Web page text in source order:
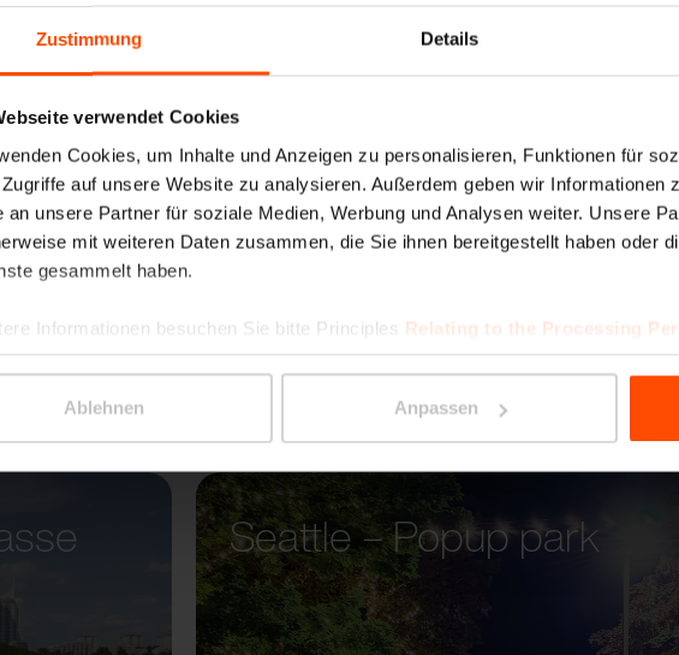
Zustimmung Details
verwendet Cookies
Cookies, um Inhalte und Anzeigen zu personalisieren, Funktionen für
auf unsere Website zu analysieren. Außerdem geben wir Informationen
an unsere Partner für soziale Medien, Werbung und Analysen weiter. Unsere
mit weiteren Daten zusammen, die Sie ihnen bereitgestellt haben oder
gesammelt haben.
Informationen besuchen Sie bitte Principles Relating to the Processing
Ablehnen Anpassen
Seattle – Popup park